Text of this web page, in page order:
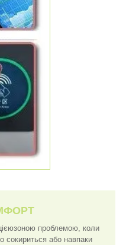
проблемою, коли
сокириться або навпаки